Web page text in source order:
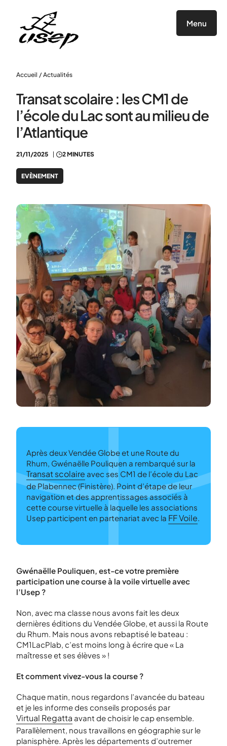
Menu
Accueil / Actualités
Transat scolaire : les CM1 de
l’école du Lac sont au milieu de
l’Atlantique
21/11/2025 2 MINUTES
EVÈNEMENT
Après deux Vendée Globe et une Route du
Rhum, Gwénaëlle Pouliquen a rembarqué sur la
Transat scolaire avec ses CM1 de l’école du Lac
de Plabennec (Finistère). Point d’étape de leur
navigation et des apprentissages associés à
cette course virtuelle à laquelle les associations
Usep participent en partenariat avec la FF Voile.
Gwénaëlle Pouliquen, est-ce votre première
participation une course à la voile virtuelle avec
l’Usep ?
Non, avec ma classe nous avons fait les deux
dernières éditions du Vendée Globe, et aussi la Route
du Rhum. Mais nous avons rebaptisé le bateau :
CM1LacPlab, c’est moins long à écrire que « La
maîtresse et ses élèves » !
Et comment vivez-vous la course ?
Chaque matin, nous regardons l’avancée du bateau
et je les informe des conseils proposés par
Virtual Regatta avant de choisir le cap ensemble.
Parallèlement, nous travaillons en géographie sur le
planisphère. Après les départements d’outremer